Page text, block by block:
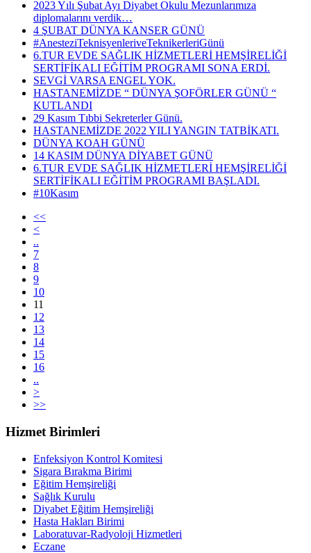
2023 Yılı Şubat Ayı Diyabet Okulu Mezunlarımıza
diplomalarını verdik…
4 ŞUBAT DÜNYA KANSER GÜNÜ
#AnesteziTeknisyenleriveTeknikerleriGünü
6.TUR EVDE SAĞLIK HİZMETLERİ HEMŞİRELİĞİ
SERTİFİKALI EĞİTİM PROGRAMI SONA ERDİ.
SEVGİ VARSA ENGEL YOK.
HASTANEMİZDE “ DÜNYA ŞOFÖRLER GÜNÜ “
KUTLANDI
29 Kasım Tıbbi Sekreterler Günü.
HASTANEMİZDE 2022 YILI YANGIN TATBİKATI.
DÜNYA KOAH GÜNÜ
14 KASIM DÜNYA DİYABET GÜNÜ
6.TUR EVDE SAĞLIK HİZMETLERİ HEMŞİRELİĞİ
SERTİFİKALI EĞİTİM PROGRAMI BAŞLADI.
#10Kasım
<<
<
..
7
8
9
10
11
12
13
14
15
16
..
>
>>
Hizmet Birimleri
Enfeksiyon Kontrol Komitesi
Sigara Bırakma Birimi
Eğitim Hemşireliği
Sağlık Kurulu
Diyabet Eğitim Hemşireliği
Hasta Hakları Birimi
Laboratuvar-Radyoloji Hizmetleri
Eczane